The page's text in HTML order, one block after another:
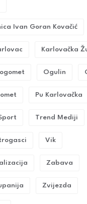
Ivan Goran Kovačić
Karlovačka
Ogulin
Pu Karlovačka
Trend Mediji
Vik
Zabava
Zvijezda